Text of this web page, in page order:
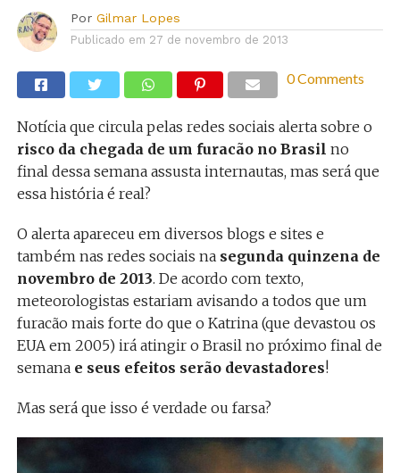
Por Gilmar Lopes
Publicado em 27 de novembro de 2013
0 Comments
Notícia que circula pelas redes sociais alerta sobre o
risco da chegada de um furacão no Brasil no
final dessa semana assusta internautas, mas será que
essa história é real?
O alerta apareceu em diversos blogs e sites e
também nas redes sociais nasegunda quinzena de
novembro de 2013. De acordo com texto,
meteorologistas estariam avisando a todos que um
furacão mais forte do que o Katrina (que devastou os
EUA em 2005) irá atingir o Brasil no próximo final de
semanae seus efeitos serão devastadores!
Mas será que isso é verdade ou farsa?